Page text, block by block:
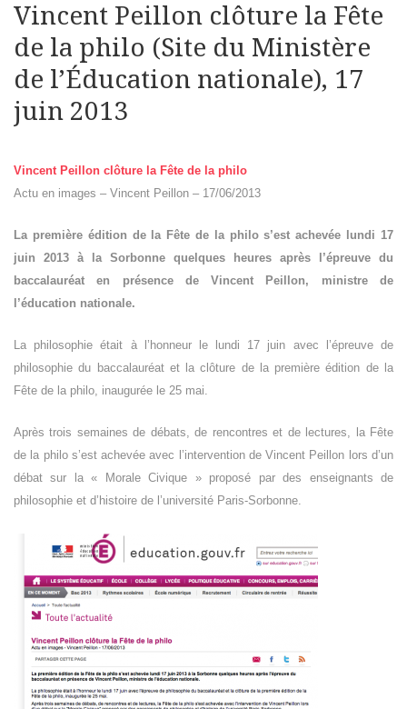
Vincent Peillon clôture la Fête
de la philo (Site du Ministère
de l’Éducation nationale), 17
juin 2013
Vincent Peillon clôture la Fête de la philo
Actu en images – Vincent Peillon – 17/06/2013
La première édition de la Fête de la philo s’est achevée lundi 17
juin 2013 à la Sorbonne quelques heures après l’épreuve du
baccalauréat en présence de Vincent Peillon, ministre de
l’éducation nationale.
La philosophie était à l’honneur le lundi 17 juin avec l’épreuve de
philosophie du baccalauréat et la clôture de la première édition de la
Fête de la philo, inaugurée le 25 mai.
Après trois semaines de débats, de rencontres et de lectures, la Fête
de la philo s’est achevée avec l’intervention de Vincent Peillon lors d’un
débat sur la « Morale Civique » proposé par des enseignants de
philosophie et d’histoire de l’université Paris-Sorbonne.